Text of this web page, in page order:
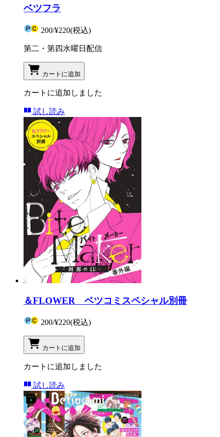
ベツフラ
200/¥220(税込)
第二・第四水曜日配信
カートに追加
カートに追加しました
試し読み
＆FLOWER ベツコミスペシャル別冊
200/¥220(税込)
カートに追加
カートに追加しました
試し読み